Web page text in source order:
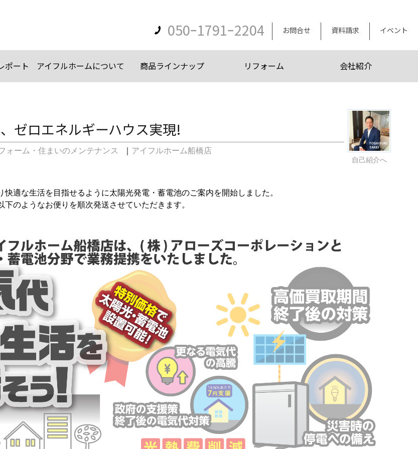
050ｰ1791ｰ2204 お問合せ 資料請求 イベント
ポート アイフルホームについて 商品ラインナップ リフォーム 会社紹介
自己紹介へ
ゼロエネルギーハウス実現!
ォーム・住まいのメンテナンス アイフルホーム船橋店
適な生活を目指せるように太陽光発電・蓄電池のご案内を開始しました。
のようなお便りを順次発送させていただきます。